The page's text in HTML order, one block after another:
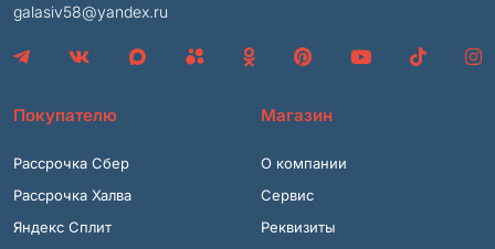
galasiv58@yandex.ru
Покупателю
Рассрочка Сбер
Рассрочка Халва
Яндекс Сплит
Магазин
О компании
Сервис
Реквизиты